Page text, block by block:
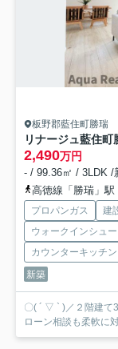
板野郡藍住町勝瑞
リナージュ藍住
2,490万円
- / 99.36㎡ / 3LDK /
高徳線「勝瑞」駅
プロパンガス
建
ウォークインシュ
カウンターキッチン
新築
〇( ´ ▽ ` )／２階建て